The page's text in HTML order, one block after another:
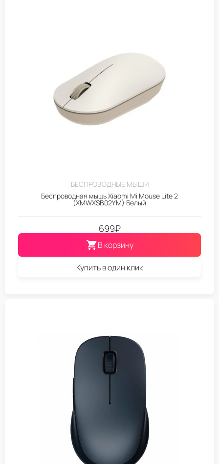
БЕСПРОВОДНЫЕ МЫШИ
Беспроводная мышь Xiaomi Mi Mouse Lite 2
(XMWXSB02YM) Белый
699₽
В корзину
Купить в один клик